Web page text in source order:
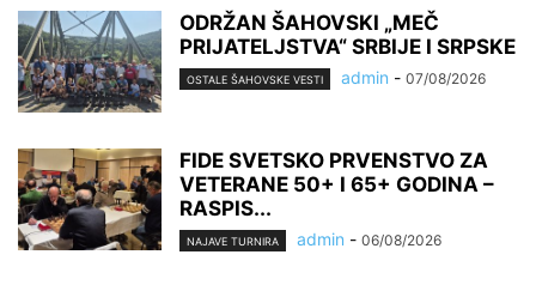
ODRŽAN ŠAHOVSKI „MEČ
PRIJATELJSTVA“ SRBIJE I SRPSKE
OSTALE ŠAHOVSKE VESTI admin - 07/08/2026
FIDE SVETSKO PRVENSTVO ZA
VETERANE 50+ I 65+ GODINA –
RASPIS...
NAJAVE TURNIRA admin - 06/08/2026